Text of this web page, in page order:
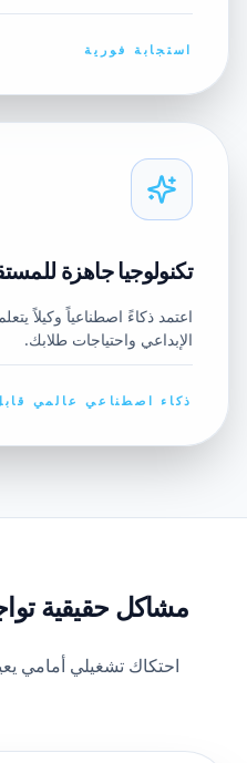
استجابة فورية
تكنولوجيا جاهزة
اعتمد ذكاءً اصطناعياً وكيلاً
الإبداعي واحتياجات طلابك.
ذكاء اصطناعي عالمي
مشاكل حقيقية
احتكاك تشغيلي أمامي